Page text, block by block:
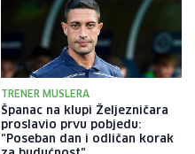
TRENER MUSLERA
Španac na klupi Željezničara
proslavio prvu pobjedu:
"Poseban dan i odličan korak